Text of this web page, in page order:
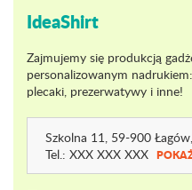
IdeaShirt
Zajmujemy się produkcją
personalizowanym
plecaki, prezerwatywy i inne!
Szkolna 11, 59-900 Łagów,
Tel.: XXX XXX XXX